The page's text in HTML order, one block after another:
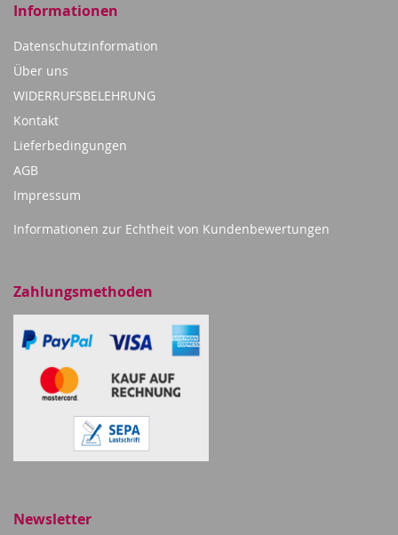
Informationen
Datenschutzinformation
Über uns
WIDERRUFSBELEHRUNG
Kontakt
Lieferbedingungen
AGB
Impressum
Informationen zur Echtheit von Kundenbewertungen
Zahlungsmethoden
Newsletter